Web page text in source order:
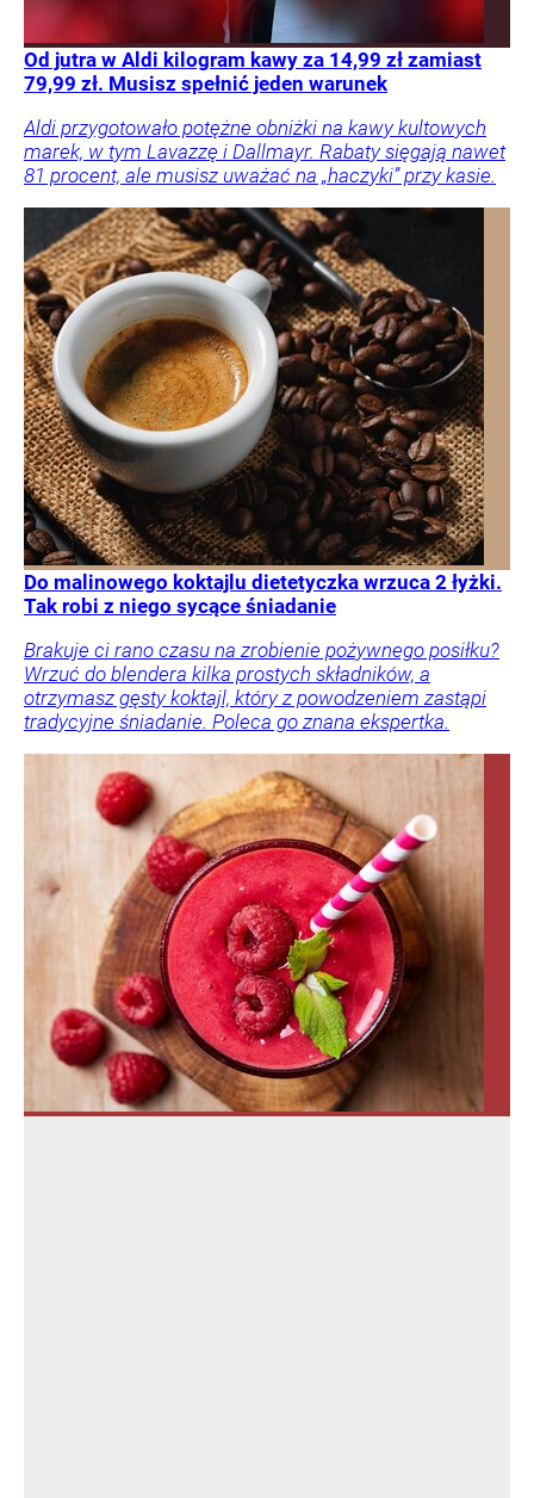
Od jutra w Aldi kilogram kawy za 14,99 zł zamiast
79,99 zł. Musisz spełnić jeden warunek
Aldi przygotowało potężne obniżki na kawy kultowych
marek, w tym Lavazzę i Dallmayr. Rabaty sięgają nawet
81 procent, ale musisz uważać na „haczyki” przy kasie.
Do malinowego koktajlu dietetyczka wrzuca 2 łyżki.
Tak robi z niego sycące śniadanie
Brakuje ci rano czasu na zrobienie pożywnego posiłku?
Wrzuć do blendera kilka prostych składników, a
otrzymasz gęsty koktajl, który z powodzeniem zastąpi
tradycyjne śniadanie. Poleca go znana ekspertka.